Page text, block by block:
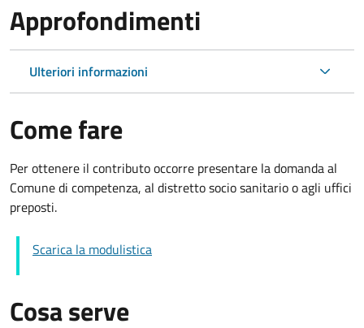
Approfondimenti
Ulteriori informazioni
Come fare
Per ottenere il contributo occorre presentare la domanda al
Comune di competenza, al distretto socio sanitario o agli uffici
preposti.
Scarica la modulistica
Cosa serve